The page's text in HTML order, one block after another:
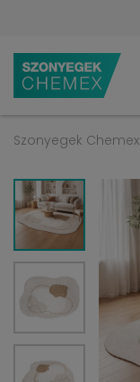
Szonyegek Chemex